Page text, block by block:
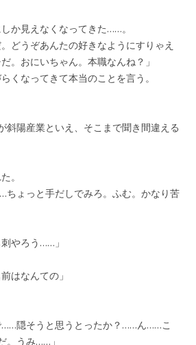
か見えなくなってきた……。
どうぞあんたの好きなようにすりゃえ
。おにいちゃん。本職なんね？」
くなってきて本当のことを言う。
陽産業といえ、そこまで聞き間違える
。
ちょっと手だしでみろ。ふむ。かなり苦
やろう……」
はなんての」
……隠そうと思うとったか？……ん……こ
。うみ……」